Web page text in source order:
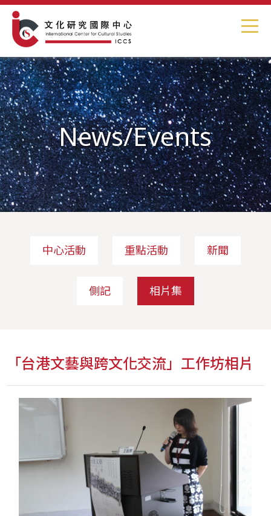
News/Events
中心活動 重點活動 新聞
側記 相片集
「台港文藝與跨文化交流」工作坊相片